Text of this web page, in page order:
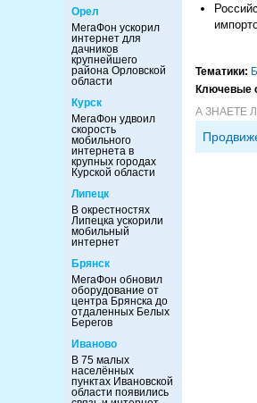
Орел
МегаФон ускорил
интернет для
дачников
крупнейшего
района Орловской
области
Курск
МегаФон удвоил
скорость
мобильного
интернета в
крупных городах
Курской области
Липецк
В окрестностях
Липецка ускорили
мобильный
интернет
Брянск
МегаФон обновил
оборудование от
центра Брянска до
отдаленных Белых
Берегов
Иваново
В 75 малых
населённых
пунктах Ивановской
области появились
Тематики:
Ключевые
А ЗНАЕТЕ